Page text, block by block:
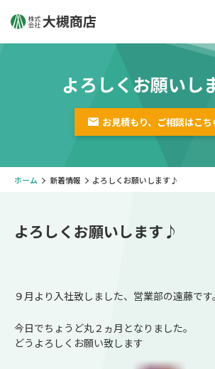
よろしくお願いし
お見積もり、ご相談はこち
ホーム 新着情報 よろしくお願いします♪
よろしくお願いします♪
９月より入社致しました、営業部の遠藤です。
今日でちょうど丸２ヵ月となりました。
どうよろしくお願い致します